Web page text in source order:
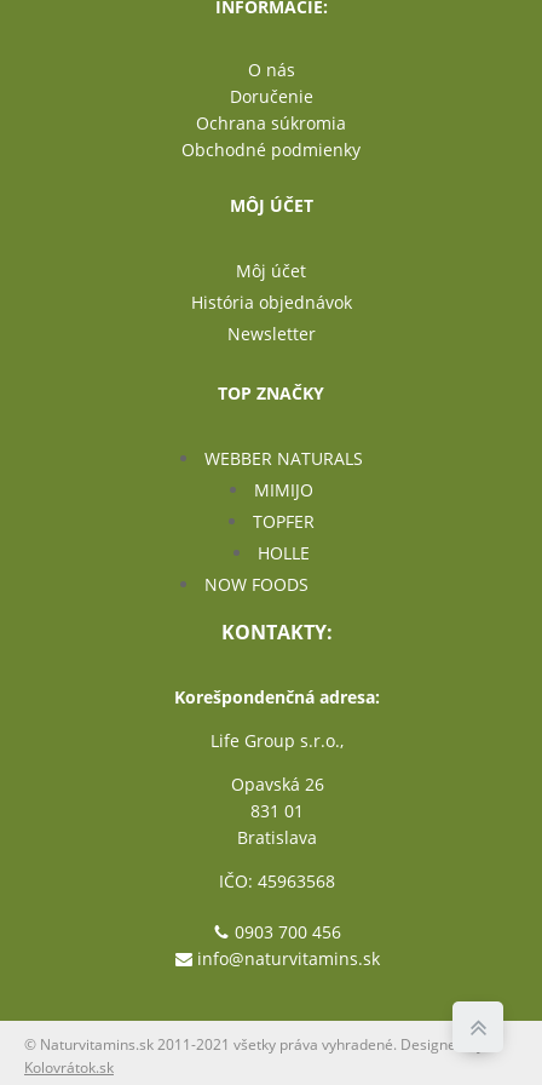
INFORMÁCIE:
O nás
Doručenie
Ochrana súkromia
Obchodné podmienky
MÔJ ÚČET
Môj účet
História objednávok
Newsletter
TOP ZNAČKY
WEBBER NATURALS
MIMIJO
TOPFER
HOLLE
NOW FOODS
KONTAKTY:
Korešpondenčná adresa:
Life Group s.r.o.,
Opavská 26
831 01
Bratislava
IČO: 45963568
0903 700 456
info@naturvitamins.sk
© Naturvitamins.sk 2011-2021 všetky práva vyhradené. Designed by
Kolovrátok.sk